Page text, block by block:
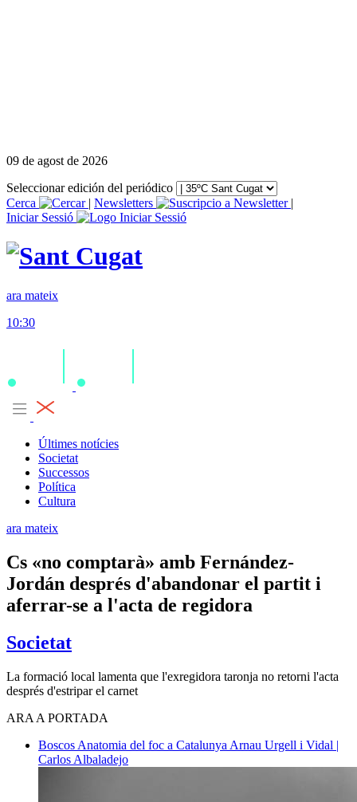
09 de agost de 2026
Seleccionar edición del periódico
Cerca
| Newsletters
|
Iniciar Sessió
ara mateix
10:30
Últimes notícies
Societat
Successos
Política
Cultura
ara mateix
Cs «no comptarà» amb Fernández-
Jordán després d'abandonar el partit i
aferrar-se a l'acta de regidora
Societat
La formació local lamenta que l'exregidora taronja no retorni l'acta
després d'estripar el carnet
ARA A PORTADA
Boscos Anatomia del foc a Catalunya Arnau Urgell i Vidal |
Carlos Albaladejo